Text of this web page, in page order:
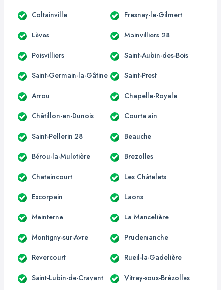
Coltainville Fresnay-le-Gilmert
Lèves Mainvilliers 28
Poisvilliers Saint-Aubin-des-Bois
Saint-Germain-la-Gâtine Saint-Prest
Arrou Chapelle-Royale
Châtillon-en-Dunois Courtalain
Saint-Pellerin 28 Beauche
Bérou-la-Mulotière Brezolles
Chataincourt Les Châtelets
Escorpain Laons
Mainterne La Mancelière
Montigny-sur-Avre Prudemanche
Revercourt Rueil-la-Gadelière
Saint-Lubin-de-Cravant Vitray-sous-Brézolles